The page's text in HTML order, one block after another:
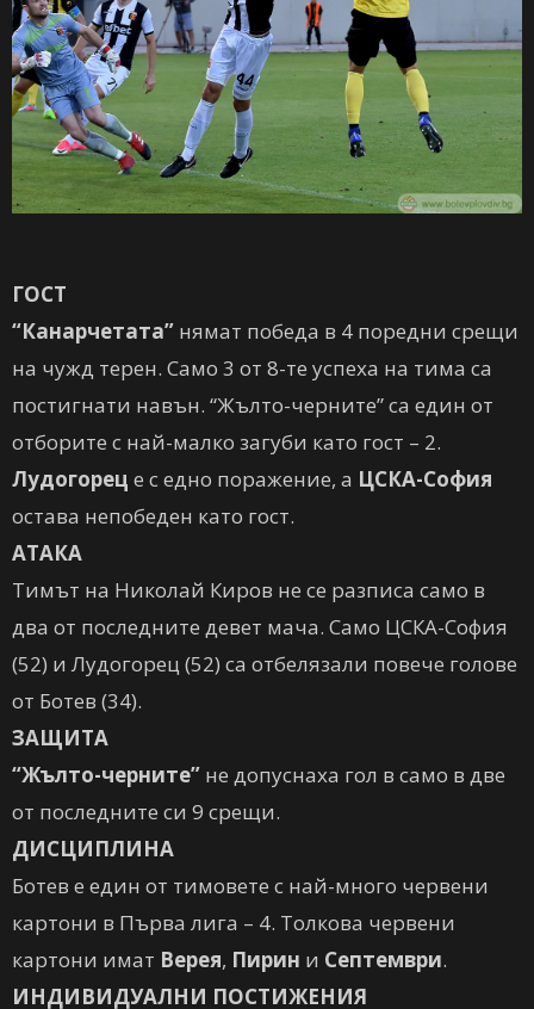
ГОСТ
“Канарчетата” нямат победа в 4 поредни срещи
на чужд терен. Само 3 от 8-те успеха на тима са
постигнати навън. “Жълто-черните” са един от
отборите с най-малко загуби като гост – 2.
Лудогорец е с едно поражение, а ЦСКА-София
остава непобеден като гост.
АТАКА
Тимът на Николай Киров не се разписа само в
два от последните девет мача. Само ЦСКА-София
(52) и Лудогорец (52) са отбелязали повече голове
от Ботев (34).
ЗАЩИТА
“Жълто-черните” не допуснаха гол в само в две
от последните си 9 срещи.
ДИСЦИПЛИНА
Ботев е един от тимовете с най-много червени
картони в Първа лига – 4. Толкова червени
картони имат Верея, Пирин и Септември.
ИНДИВИДУАЛНИ ПОСТИЖЕНИЯ